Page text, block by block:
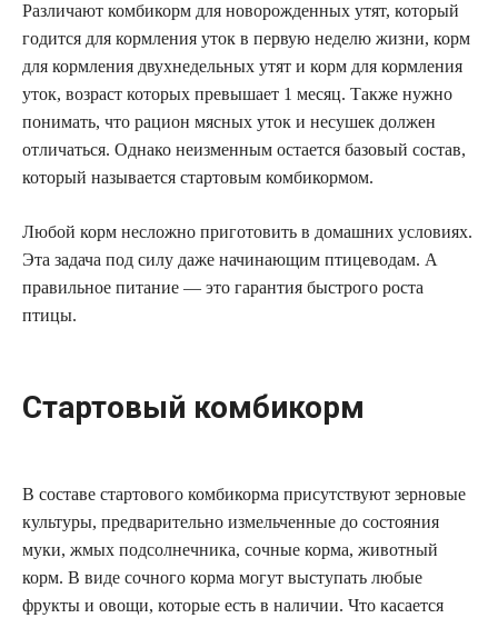
Различают комбикорм для новорожденных утят, который
годится для кормления уток в первую неделю жизни, корм
для кормления двухнедельных утят и корм для кормления
уток, возраст которых превышает 1 месяц. Также нужно
понимать, что рацион мясных уток и несушек должен
отличаться. Однако неизменным остается базовый состав,
который называется стартовым комбикормом.
Любой корм несложно приготовить в домашних условиях.
Эта задача под силу даже начинающим птицеводам. А
правильное питание — это гарантия быстрого роста
птицы.
Стартовый комбикорм
В составе стартового комбикорма присутствуют зерновые
культуры, предварительно измельченные до состояния
муки, жмых подсолнечника, сочные корма, животный
корм. В виде сочного корма могут выступать любые
фрукты и овощи, которые есть в наличии. Что касается